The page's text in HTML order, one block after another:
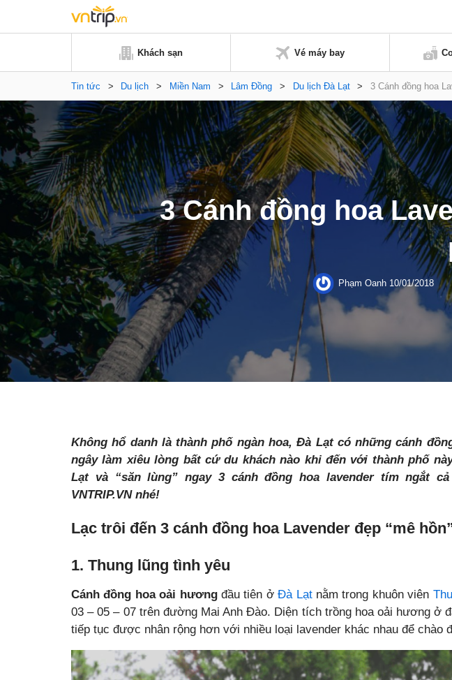
Khách sạn Vé máy bay
Tin tức > Du lịch > Miền Nam > Lâm Đồng > Du lịch Đà Lạt > 3 Cánh đồng hoa
3 Cánh đồng hoa
Phạm Oanh 10/01/2018
Không hổ danh là thành phố ngàn hoa, Đà Lạt có những cánh
ngây làm xiêu lòng bất cứ du khách nào khi đến với thành phố
Lạt và “săn lùng” ngay 3 cánh đồng hoa lavender tím ngắt
VNTRIP.VN nhé!
Lạc trôi đến 3 cánh đồng hoa Lavender đẹp “mê
1. Thung lũng tình yêu
Cánh đồng hoa oải hươngđầu tiên ởĐà Lạtnằm trong khuôn viên
03 – 05 – 07 trên đường Mai Anh Đào. Diện tích trồng hoa oải hương ở
tiếp tục được nhân rộng hơn với nhiều loại lavender khác nhau để chào